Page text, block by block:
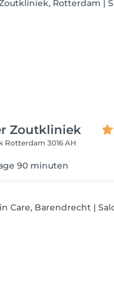
Zoutkliniek
Rotterdam 3016 AH
90 minuten